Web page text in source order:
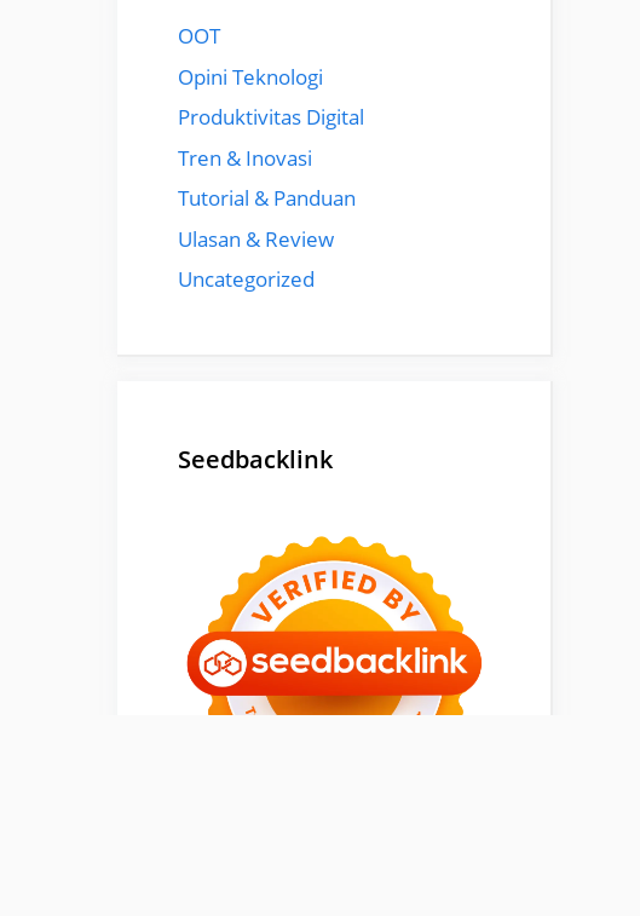
OOT
Opini Teknologi
Produktivitas Digital
Tren & Inovasi
Tutorial & Panduan
Ulasan & Review
Uncategorized
Seedbacklink